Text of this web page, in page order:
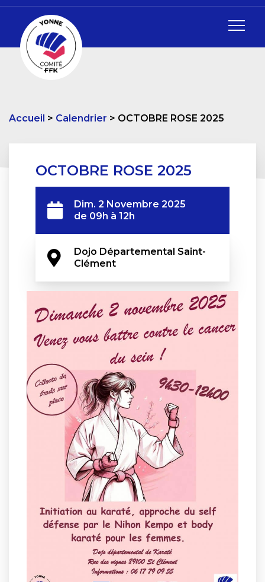
Accueil Calendrier OCTOBRE ROSE 2025
OCTOBRE ROSE 2025
Dim. 2 Novembre 2025
de 09h à 12h
Dojo Départemental Saint-
Clément